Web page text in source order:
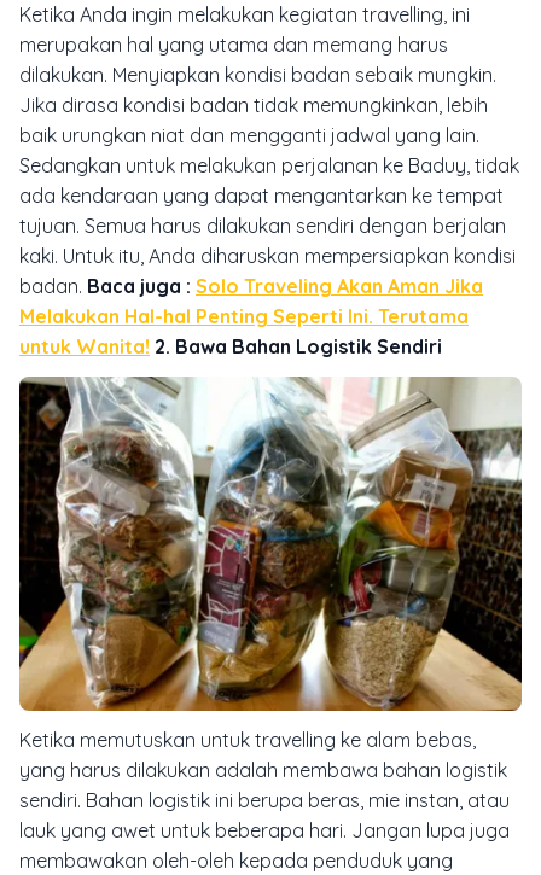
Ketika Anda ingin melakukan kegiatan travelling, ini
merupakan hal yang utama dan memang harus
dilakukan. Menyiapkan kondisi badan sebaik mungkin.
Jika dirasa kondisi badan tidak memungkinkan, lebih
baik urungkan niat dan mengganti jadwal yang lain.
Sedangkan untuk melakukan perjalanan ke Baduy, tidak
ada kendaraan yang dapat mengantarkan ke tempat
tujuan. Semua harus dilakukan sendiri dengan berjalan
kaki. Untuk itu, Anda diharuskan mempersiapkan kondisi
badan. Baca juga : Solo Traveling Akan Aman Jika
Melakukan Hal-hal Penting Seperti Ini. Terutama
untuk Wanita! 2. Bawa Bahan Logistik Sendiri
Ketika memutuskan untuk travelling ke alam bebas,
yang harus dilakukan adalah membawa bahan logistik
sendiri. Bahan logistik ini berupa beras, mie instan, atau
lauk yang awet untuk beberapa hari. Jangan lupa juga
membawakan oleh-oleh kepada penduduk yang